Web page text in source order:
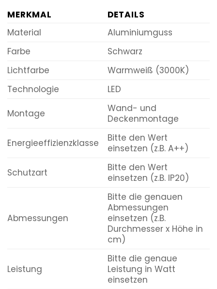
MERKMAL
DETAILS
Material
Aluminiumguss
Farbe
Schwarz
Lichtfarbe
Warmweiß (3000K)
Technologie
LED
Montage
Wand- und
Deckenmontage
Energieeffizienzklasse
Bitte den Wert
einsetzen (z.B. A++)
Schutzart
Bitte den Wert
einsetzen (z.B. IP20)
Abmessungen
Bitte die genauen
Abmessungen
einsetzen (z.B.
Durchmesser x Höhe in
cm)
Leistung
Bitte die genaue
Leistung in Watt
einsetzen